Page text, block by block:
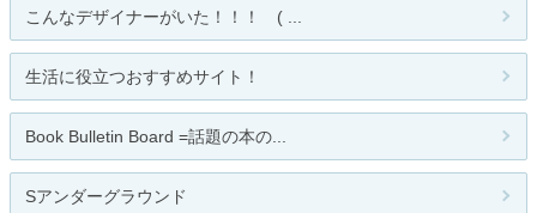
こんなデザイナーがいた！！！ ( ...
生活に役立つおすすめサイト！
Book Bulletin Board =話題の本の...
Sアンダーグラウンド